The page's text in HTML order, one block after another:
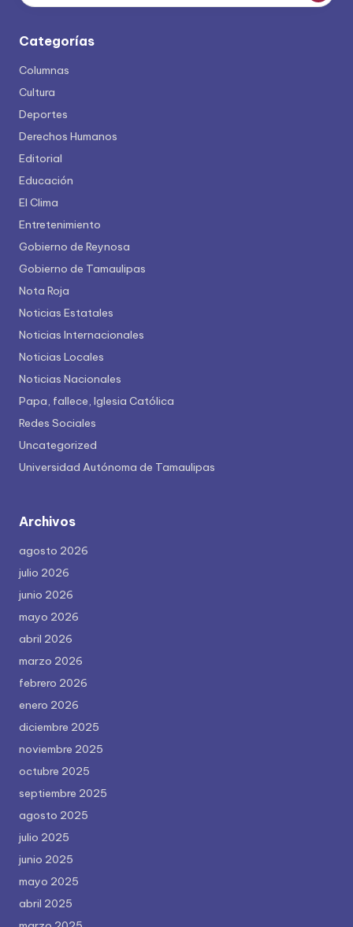
Categorías
Columnas
Cultura
Deportes
Derechos Humanos
Editorial
Educación
El Clima
Entretenimiento
Gobierno de Reynosa
Gobierno de Tamaulipas
Nota Roja
Noticias Estatales
Noticias Internacionales
Noticias Locales
Noticias Nacionales
Papa, fallece, Iglesia Católica
Redes Sociales
Uncategorized
Universidad Autónoma de Tamaulipas
Archivos
agosto 2026
julio 2026
junio 2026
mayo 2026
abril 2026
marzo 2026
febrero 2026
enero 2026
diciembre 2025
noviembre 2025
octubre 2025
septiembre 2025
agosto 2025
julio 2025
junio 2025
mayo 2025
abril 2025